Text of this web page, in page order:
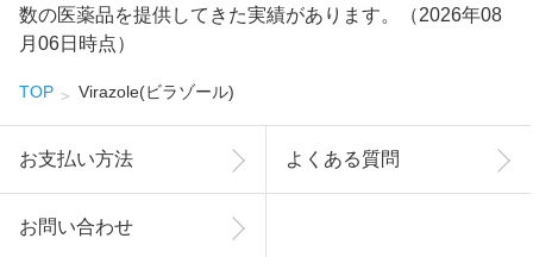
数の医薬品を提供してきた実績があります。（2026年08
月06日時点）
TOP Virazole(ビラゾール)
お支払い方法 よくある質問
お問い合わせ